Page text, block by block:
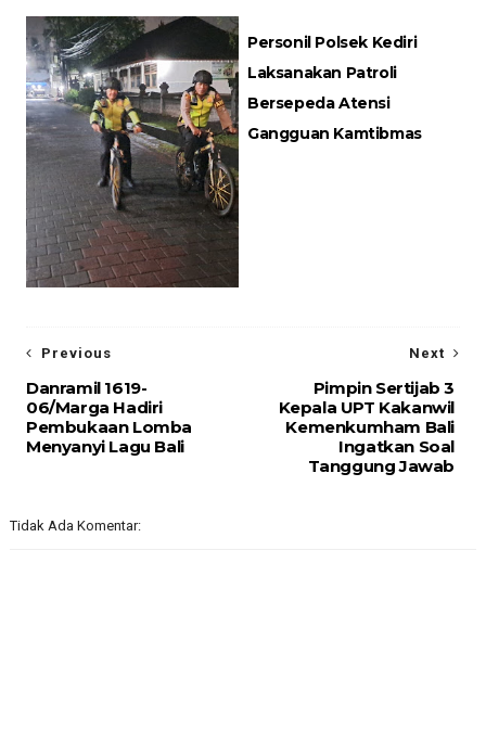
Personil Polsek Kediri
Laksanakan Patroli
Bersepeda Atensi
Gangguan Kamtibmas
Next
Pimpin Sertijab 3
Kepala UPT Kakanwil
Kemenkumham Bali
Ingatkan Soal
Tanggung Jawab
Previous
Danramil 1619-
06/Marga Hadiri
Pembukaan Lomba
Menyanyi Lagu Bali
Tidak Ada Komentar: